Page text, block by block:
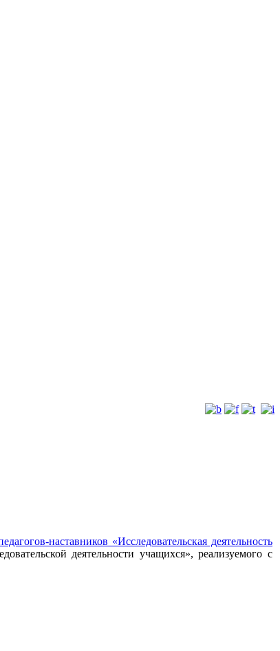
наставников «Исследовательская деятельность
деятельности учащихся», реализуемого с